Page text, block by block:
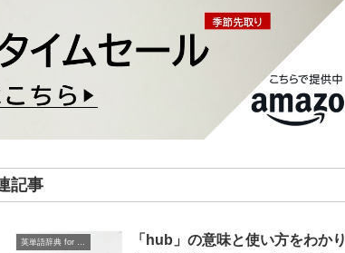
記事
「hub」の意味と使い方をわかり